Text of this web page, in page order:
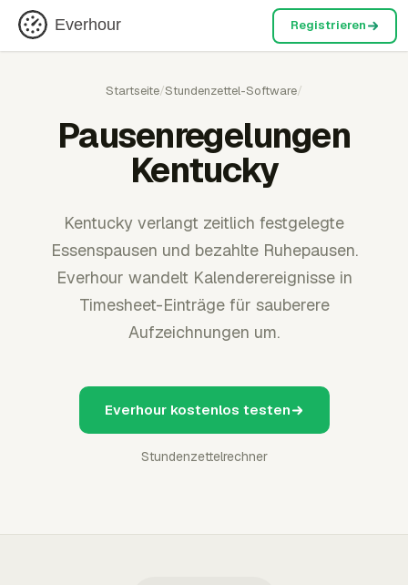
Everhour Registrieren
Startseite/Stundenzettel-Software/
Pausenregelungen
Kentucky
Kentucky verlangt zeitlich festgelegte
Essenspausen und bezahlte Ruhepausen.
Everhour wandelt Kalenderereignisse in
Timesheet-Einträge für sauberere
Aufzeichnungen um.
Everhour kostenlos testen
Stundenzettelrechner